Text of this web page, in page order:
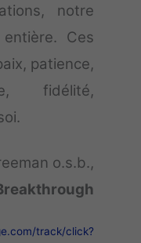
notre
Ces
patience,
fidélité,
o.s.b.,
track/click?